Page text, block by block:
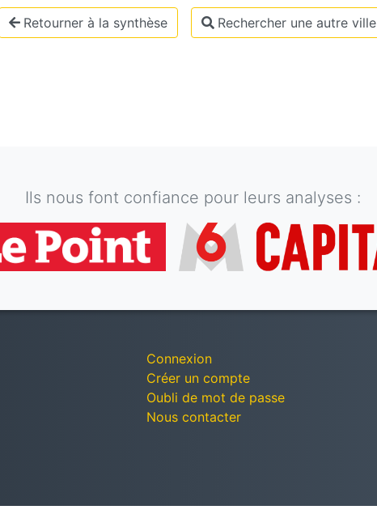
Retourner à la synthèse Rechercher une autre ville
Ils nous font confiance pour leurs analyses :
Connexion
Créer un compte
Oubli de mot de passe
Nous contacter